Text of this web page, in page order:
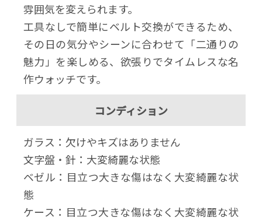
雰囲気を変えられます。
工具なしで簡単にベルト交換ができるため、
その日の気分やシーンに合わせて「二通りの
魅力」を楽しめる、欲張りでタイムレスな名
作ウォッチです。
コンディション
ガラス：欠けやキズはありません
文字盤・針：大変綺麗な状態
ベゼル：目立つ大きな傷はなく大変綺麗な状
態
ケース：目立つ大きな傷はなく大変綺麗な状